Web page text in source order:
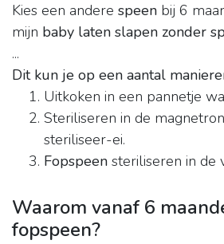
Kies een andere speen bij 6
mijn baby laten slapen zonder
...
Dit kun je op een aantal
Uitkoken in een pannetje
Steriliseren in de
steriliseer-ei.
Fopspeen steriliseren in de
Waarom vanaf 6
fopspeen?